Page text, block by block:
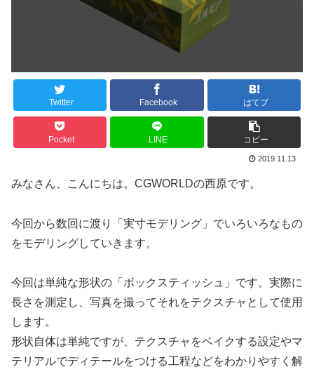
Twitter Facebook はてブ
Pocket LINE コピー
2019.11.13
みなさん、こんにちは。CGWORLDの西原です。
今回から数回に渡り「実寸モデリング」でいろいろなもの
をモデリングしていきます。
今回は単純な形状の「ボックスティッシュ」です。実際に
長さを測定し、写真を撮ってそれをテクスチャとして使用
します。
形状自体は単純ですが、テクスチャをベイクする設定やマ
テリアルでディテールをつける工程などをわかりやすく解